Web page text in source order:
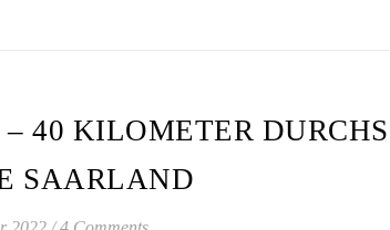
40 KILOMETER DURCHS
SAARLAND